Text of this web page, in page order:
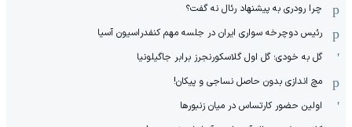
چرا رودری به پیشنهاد رئال نه گفت؟
رئیس دوچرخه سواری ایران در جلسه مهم کنفدراسیون آسیا
گل به خودی؛ گل اول گلاسکورنجرز برابر جاگیلونیا
مچ اندازی بدون حاصل نساجی و پیکان!
اولین حضور کارتساس در میان زنبورها